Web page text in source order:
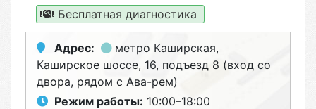
Бесплатная диагностика
Адрес: метро Каширская,
Каширское шоссе, 16, подъезд 8 (вход со
двора, рядом с Ава-рем)
Режим работы: 10:00–18:00